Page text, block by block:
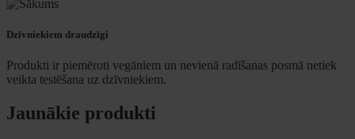
Dzīvniekiem draudzīgi
Produkti ir piemēroti vegāniem un nevienā radīšanas posmā netiek
veikta testēšana uz dzīvniekiem.
Jaunākie produkti